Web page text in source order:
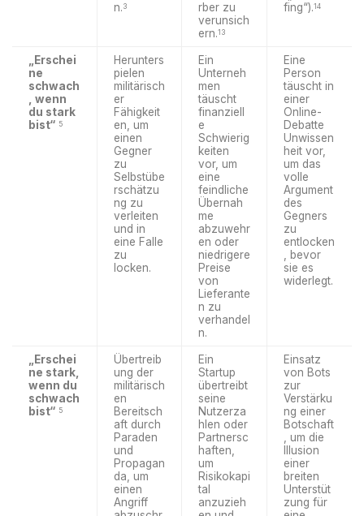
n. 3
rber zu
verunsich
ern.13
fing“).14
„Erschei
ne
schwach
, wenn
du stark
bist“ 5
Herunters
pielen
militärisch
er
Fähigkeit
en, um
einen
Gegner
zu
Selbstübe
rschätzu
ng zu
verleiten
und in
eine Falle
zu
locken.
Ein
Unterneh
men
täuscht
finanziell
e
Schwierig
keiten
vor, um
eine
feindliche
Übernah
me
abzuwehr
en oder
niedrigere
Preise
von
Lieferante
n zu
verhandel
n.
Eine
Person
täuscht in
einer
Online-
Debatte
Unwissen
heit vor,
um das
volle
Argument
des
Gegners
zu
entlocken
, bevor
sie es
widerlegt.
„Erschei
ne stark,
wenn du
schwach
bist“ 5
Übertreib
ung der
militärisch
en
Bereitsch
aft durch
Paraden
und
Propagan
da, um
einen
Angriff
Ein
Startup
übertreibt
seine
Nutzerza
hlen oder
Partnersc
haften,
um
Risikokapi
tal
anzuzieh
Einsatz
von Bots
zur
Verstärku
ng einer
Botschaft
, um die
Illusion
einer
breiten
Unterstüt
zung für